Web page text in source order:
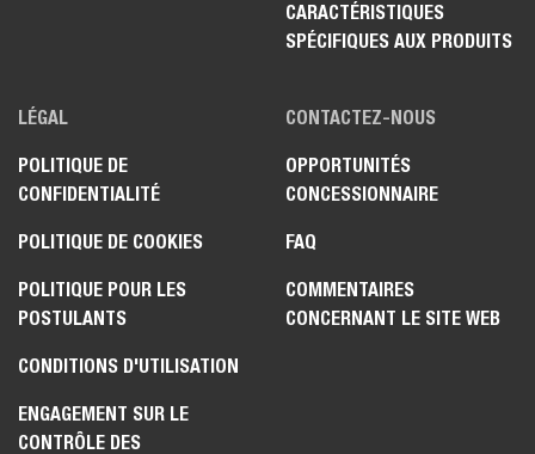
CARACTÉRISTIQUES
SPÉCIFIQUES AUX PRODUITS
LÉGAL
POLITIQUE DE
CONFIDENTIALITÉ
POLITIQUE DE COOKIES
POLITIQUE POUR LES
POSTULANTS
CONDITIONS D'UTILISATION
ENGAGEMENT SUR LE
CONTRÔLE DES
CONTACTEZ-NOUS
OPPORTUNITÉS
CONCESSIONNAIRE
FAQ
COMMENTAIRES
CONCERNANT LE SITE WEB